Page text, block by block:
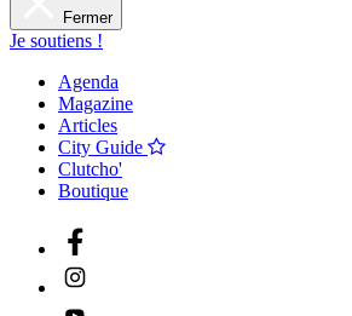
Fermer
Je soutiens !
Agenda
Magazine
Articles
City Guide
Clutcho'
Boutique